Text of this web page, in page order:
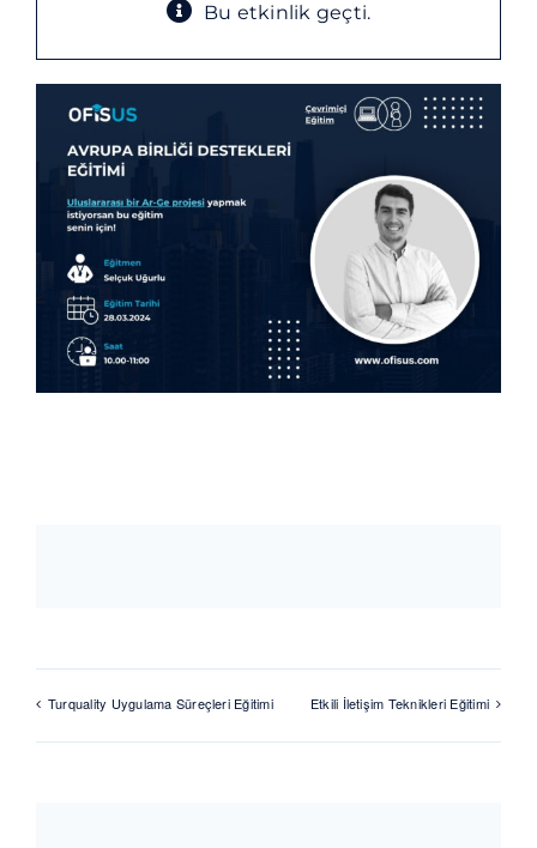
İletişim
Bu etkinlik geçti.
Turquality Uygulama Süreçleri Eğitimi Etkili İletişim Teknikleri Eğitimi